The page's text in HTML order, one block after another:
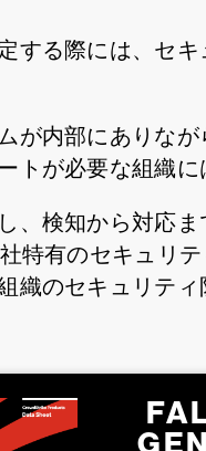
する際には、セ
が内部にありな
が必要な組織に
、検知から対応
特有のセキュリ
織のセキュリテ